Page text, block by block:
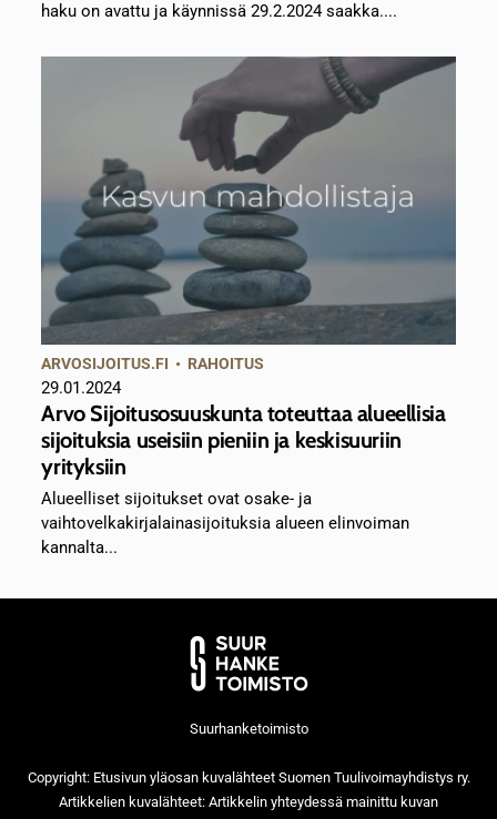
haku on avattu ja käynnissä 29.2.2024 saakka....
ARVOSIJOITUS.FI • RAHOITUS
29.01.2024
Arvo Sijoitusosuuskunta toteuttaa alueellisia
sijoituksia useisiin pieniin ja keskisuuriin
yrityksiin
Alueelliset sijoitukset ovat osake- ja
vaihtovelkakirjalainasijoituksia alueen elinvoiman
kannalta...
Suurhanketoimisto
Copyright: Etusivun yläosan kuvalähteet Suomen Tuulivoimayhdistys ry.
Artikkelien kuvalähteet: Artikkelin yhteydessä mainittu kuvan